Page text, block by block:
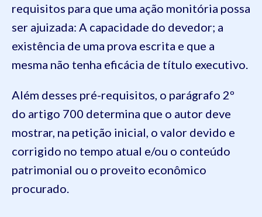
requisitos para que uma ação monitória possa
ser ajuizada: A capacidade do devedor; a
existência de uma prova escrita e que a
mesma não tenha eficácia de título executivo.
Além desses pré-requisitos, o parágrafo 2º
do artigo 700 determina que o autor deve
mostrar, na petição inicial, o valor devido e
corrigido no tempo atual e/ou o conteúdo
patrimonial ou o proveito econômico
procurado.